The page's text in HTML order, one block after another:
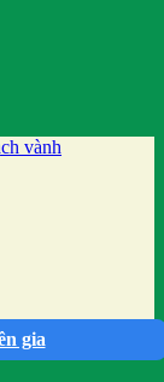
vành
gia